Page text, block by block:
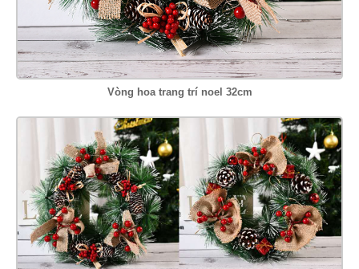
Vòng hoa trang trí noel 32cm